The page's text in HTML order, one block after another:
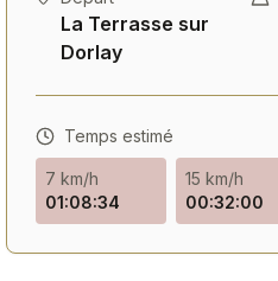
La Terrasse sur
Dorlay
Temps estimé
7 km/h
01:08:34
15 km/h
00:32:00